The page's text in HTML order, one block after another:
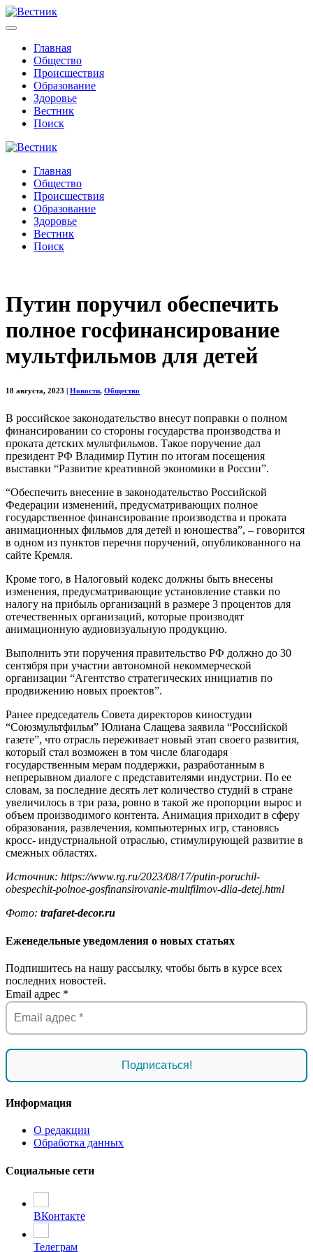
Главная
Общество
Происшествия
Образование
Здоровье
Вестник
Поиск
Главная
Общество
Происшествия
Образование
Здоровье
Вестник
Поиск
Путин поручил обеспечить
полное госфинансирование
мультфильмов для детей
18 августа, 2023 Новости, Общество
В российское законодательство внесут поправки о полном
финансировании со стороны государства производства и
проката детских мультфильмов. Такое поручение дал
президент РФ Владимир Путин по итогам посещения
выставки “Развитие креативной экономики в России”.
“Обеспечить внесение в законодательство Российской
Федерации изменений, предусматривающих полное
государственное финансирование производства и проката
анимационных фильмов для детей и юношества”, – говорится
в одном из пунктов перечня поручений, опубликованного на
сайте Кремля.
Кроме того, в Налоговый кодекс должны быть внесены
изменения, предусматривающие установление ставки по
налогу на прибыль организаций в размере 3 процентов для
отечественных организаций, которые производят
анимационную аудиовизуальную продукцию.
Выполнить эти поручения правительство РФ должно до 30
сентября при участии автономной некоммерческой
организации “Агентство стратегических инициатив по
продвижению новых проектов”.
Ранее председатель Совета директоров киностудии
“Союзмультфильм” Юлиана Слащева заявила “Российской
газете”, что отрасль переживает новый этап своего развития,
который стал возможен в том числе благодаря
государственным мерам поддержки, разработанным в
непрерывном диалоге с представителями индустрии. По ее
словам, за последние десять лет количество студий в стране
увеличилось в три раза, ровно в такой же пропорции вырос и
объем производимого контента. Анимация приходит в сферу
образования, развлечения, компьютерных игр, становясь
кросс- индустриальной отраслью, стимулирующей развитие в
смежных областях.
Источник: https://www.rg.ru/2023/08/17/putin-poruchil-
obespechit-polnoe-gosfinansirovanie-multfilmov-dlia-detej.html
Фото: trafaret-decor.ru
Еженедельные уведомления о новых статьях
Подпишитесь на нашу рассылку, чтобы быть в курсе всех
последних новостей.
Email адрес *
Информация
О редакции
Обработка данных
Социальные сети
ВКонтакте
Телеграм